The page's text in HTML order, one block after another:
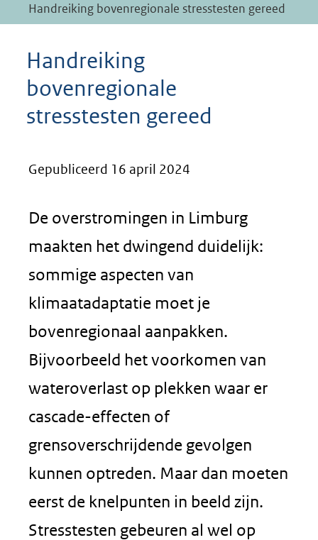
Handreiking bovenregionale stresstesten gereed
Handreiking
bovenregionale
stresstesten gereed
Gepubliceerd 16 april 2024
De overstromingen in Limburg
maakten het dwingend duidelijk:
sommige aspecten van
klimaatadaptatie moet je
bovenregionaal aanpakken.
Bijvoorbeeld het voorkomen van
wateroverlast op plekken waar er
cascade-effecten of
grensoverschrijdende gevolgen
kunnen optreden. Maar dan moeten
eerst de knelpunten in beeld zijn.
Stresstesten gebeuren al wel op